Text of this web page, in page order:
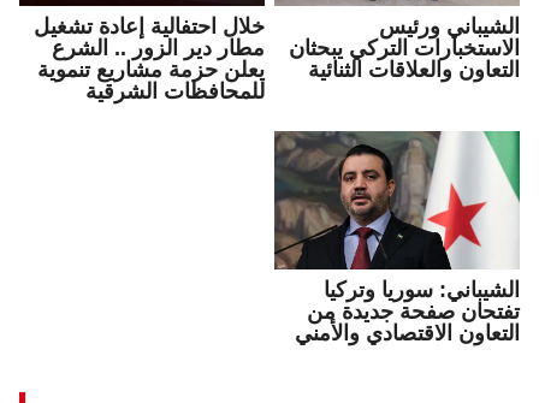
الشيباني ورئيس
الاستخبارات التركي يبحثان
التعاون والعلاقات الثنائية
خلال احتفالية إعادة تشغيل
مطار دير الزور .. الشرع
يعلن حزمة مشاريع تنموية
للمحافظات الشرقية
الشيباني: سوريا وتركيا
تفتحان صفحة جديدة من
التعاون الاقتصادي والأمني